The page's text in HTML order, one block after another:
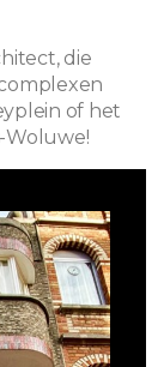
die
of het
Woluwe!